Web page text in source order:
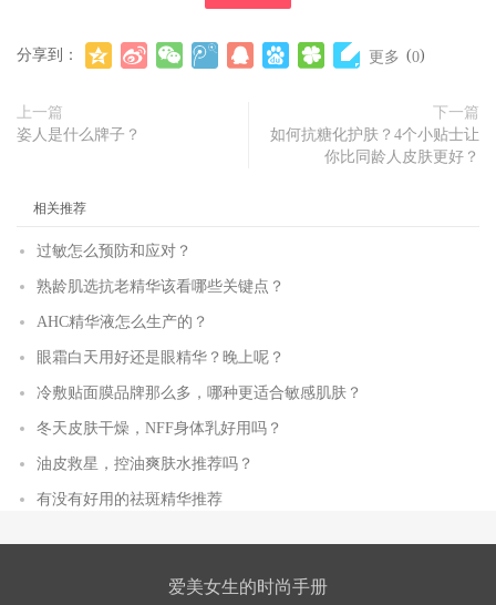
分享到： 更多 (0)
上一篇
姿人是什么牌子？
下一篇
如何抗糖化护肤？4个小贴士让
你比同龄人皮肤更好？
相关推荐
过敏怎么预防和应对？
熟龄肌选抗老精华该看哪些关键点？
AHC精华液怎么生产的？
眼霜白天用好还是眼精华？晚上呢？
冷敷贴面膜品牌那么多，哪种更适合敏感肌肤？
冬天皮肤干燥，NFF身体乳好用吗？
油皮救星，控油爽肤水推荐吗？
有没有好用的祛斑精华推荐
爱美女生的时尚手册